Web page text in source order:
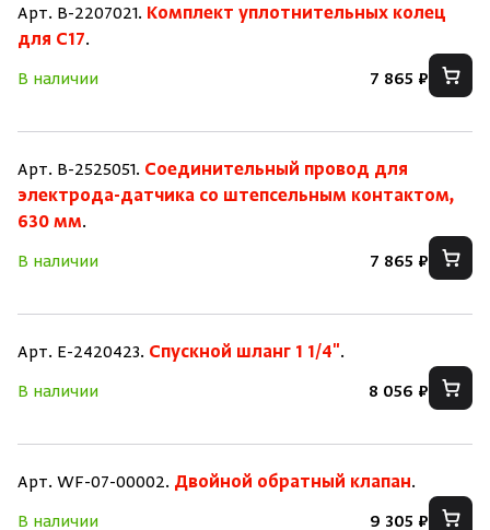
Арт. B-2207021. Комплект уплотнительных колец
для C17.
В наличии
7 865 ₽
Арт. B-2525051. Соединительный провод для
электрода-датчика со штепсельным контактом,
630 мм.
В наличии
7 865 ₽
Арт. E-2420423. Спускной шланг 1 1/4".
В наличии
8 056 ₽
Арт. WF-07-00002. Двойной обратный клапан.
В наличии
9 305 ₽